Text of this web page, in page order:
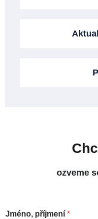
ozveme
Jméno, příjmení *